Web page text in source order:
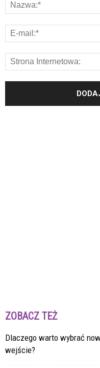
ZOBACZ TEŻ
Dlaczego warto wybrać
wejście?